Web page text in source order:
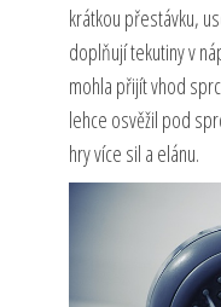
krátkou přestávku,
doplňují tekutiny v
mohla přijít vhod
lehce osvěžil pod
hry více sil a elánu.